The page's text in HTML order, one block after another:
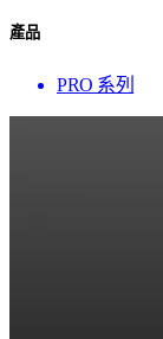
產品
PRO 系列